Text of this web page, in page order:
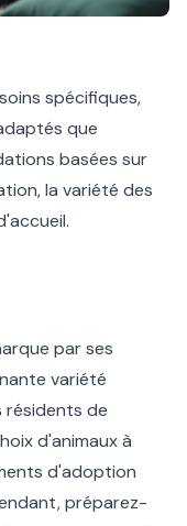
spécifiques,
que
basées sur
la variété des
par ses
variété
résidents de
d'animaux à
d'adoption
préparez-